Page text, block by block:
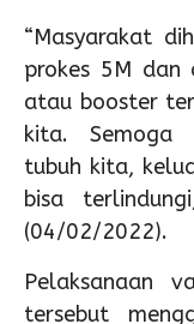
“Masyarakat
prokes 5M dan
atau booster
kita. Semoga
tubuh kita,
bisa
(04/02/2022).
Pelaksanaan
tersebut